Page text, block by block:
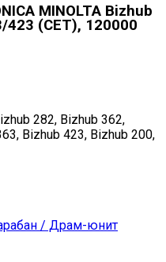
MINOLTA Bizhub
(CET), 120000
282, Bizhub 362,
Bizhub 423, Bizhub 200,
/ Драм-юнит